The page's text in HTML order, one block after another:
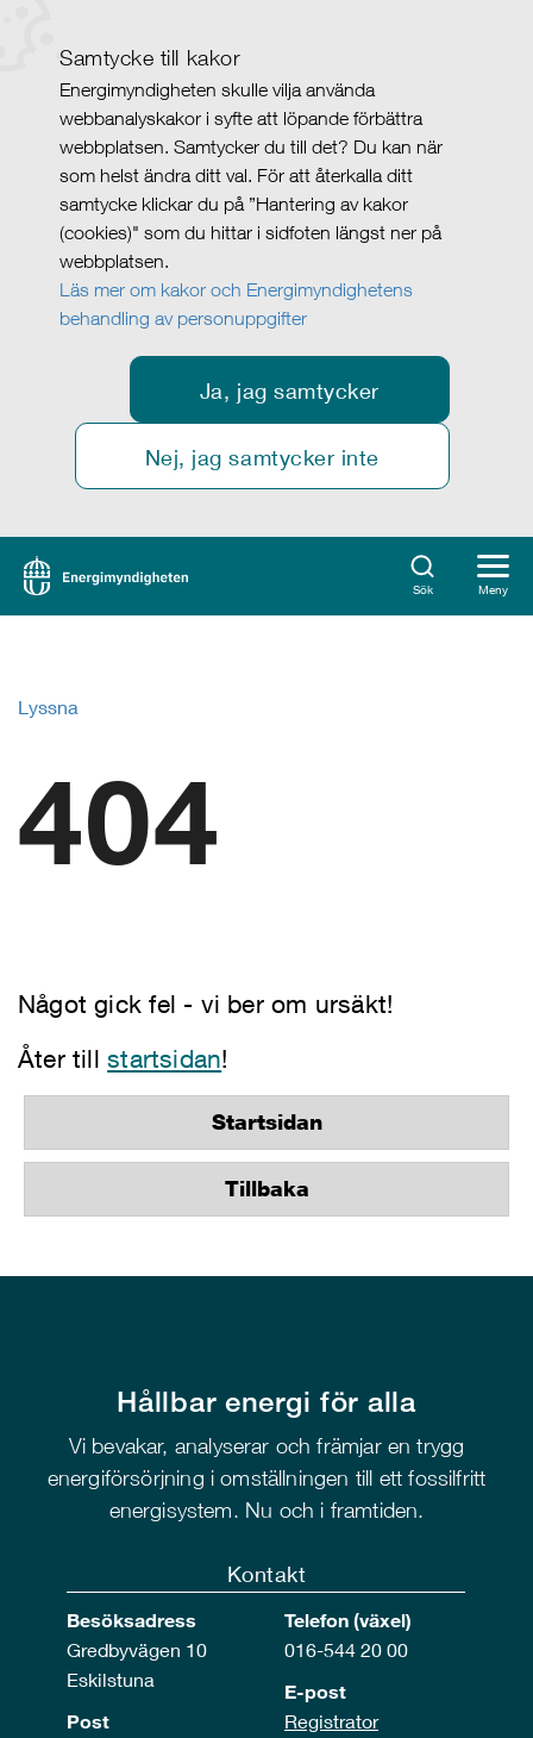
Samtycke till kakor
Energimyndigheten skulle vilja använda
webbanalyskakor i syfte att löpande förbättra
webbplatsen. Samtycker du till det? Du kan när
som helst ändra ditt val. För att återkalla ditt
samtycke klickar du på ”Hantering av kakor
(cookies)" som du hittar i sidfoten längst ner på
webbplatsen.
Läs mer om kakor och Energimyndighetens
behandling av personuppgifter
Ja, jag samtycker
Nej, jag samtycker inte
Sök Meny
Lyssna
404
Något gick fel - vi ber om ursäkt!
Åter tillstartsidan!
Startsidan
Tillbaka
Hållbar energi för alla
Vi bevakar, analyserar och främjar en trygg
energiförsörjning i omställningen till ett fossilfritt
energisystem. Nu och i framtiden.
Kontakt
Besöksadress
Gredbyvägen 10
Eskilstuna
Post
Telefon (växel)
016-544 20 00
E-post
Registrator